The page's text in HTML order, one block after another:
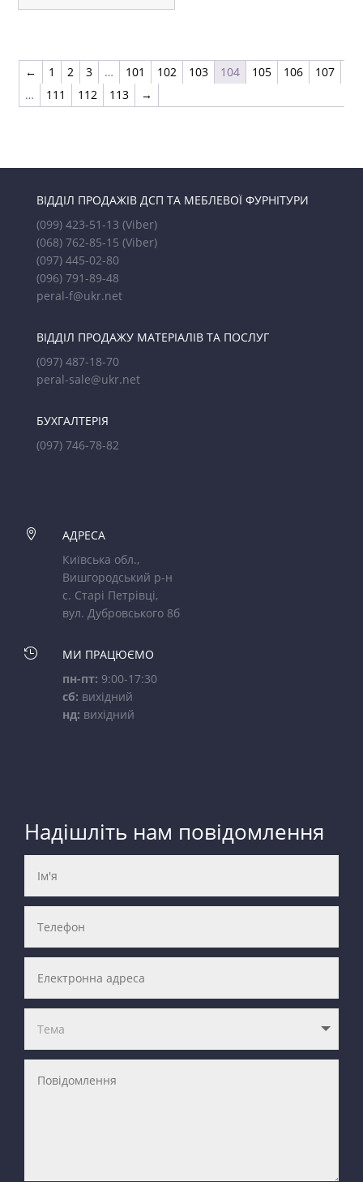
← 1 2 3 … 101 102 103 104 105 106
107
…
111 112 113 →
ВІДДІЛ ПРОДАЖІВ ДСП ТА МЕБЛЕВОЇ ФУРНІТУРИ
(099) 423-51-13 (Viber)
(068) 762-85-15 (Viber)
(097) 445-02-80
(096) 791-89-48
peral-f@ukr.net
ВІДДІЛ ПРОДАЖУ МАТЕРІАЛІВ ТА ПОСЛУГ
(097) 487-18-70
peral-sale@ukr.net
БУХГАЛТЕРІЯ
(097) 746-78-82

АДРЕСА
Київська обл.,
Вишгородський р-н
с. Старі Петрівці,
вул. Дубровського 8б

МИ ПРАЦЮЄМО
пн-пт: 9:00-17:30
сб: вихідний
нд: вихідний
Надішліть нам повідомлення